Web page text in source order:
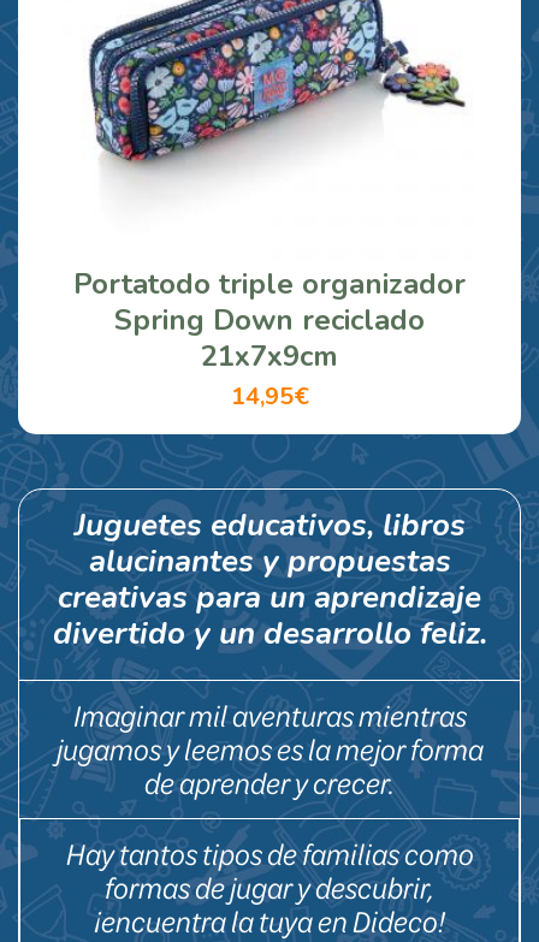
Portatodo triple organizador
Spring Down reciclado
21x7x9cm
14,95€
Juguetes educativos, libros
alucinantes y propuestas
creativas para un aprendizaje
divertido y un desarrollo feliz.
Imaginar mil aventuras mientras
jugamos y leemos es la mejor forma
de aprender y crecer.
Hay tantos tipos de familias como
formas de jugar y descubrir,
¡encuentra la tuya en Dideco!